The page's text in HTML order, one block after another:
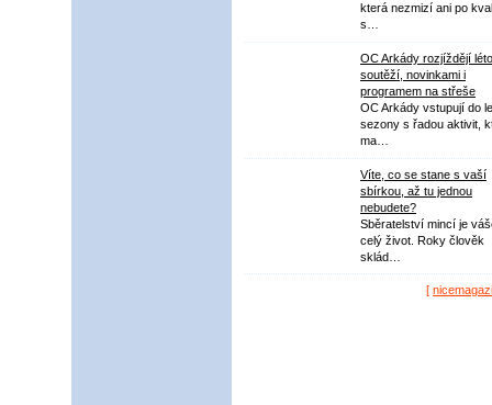
která nezmizí ani po
s…
OC Arkády rozjíždějí léto
soutěží, novinkami i
programem na střeše
OC Arkády vstupují do
sezony s řadou aktivit,
ma…
Víte, co se stane s vaší
sbírkou, až tu jednou
nebudete?
Sběratelství mincí je
celý život. Roky člověk
sklád…
[